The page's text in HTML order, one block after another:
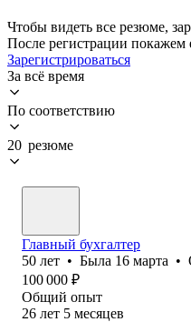
Чтобы видеть все резюме,
После регистрации
Зарегистрироваться
За всё время
По соответствию
20 резюме
Главный бухгалтер
50 лет • Была 16 марта •
100 000 ₽
Общий опыт
26 лет 5 месяцев